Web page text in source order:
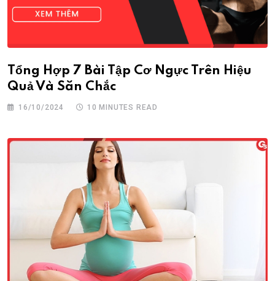
Tổng Hợp 7 Bài Tập Cơ Ngực Trên Hiệu
Quả Và Săn Chắc
16/10/2024 10 MINUTES READ